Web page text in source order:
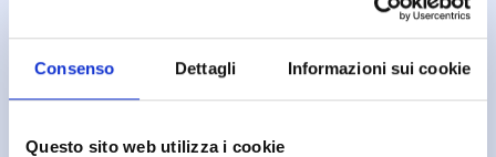
Consenso Dettagli Informazioni sui cookie
Questo sito web utilizza i cookie